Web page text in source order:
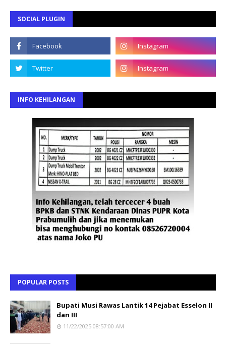
SOCIAL PLUGIN
INFO KEHILANGAN
POPULAR POSTS
Bupati Musi Rawas Lantik 14 Pejabat Esselon II
dan III
11/22/2025 08:57:00 AM